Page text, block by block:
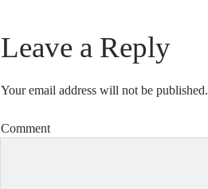
Leave a Reply
Your email address will not be published.
Comment